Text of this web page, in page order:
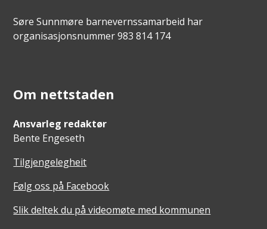
Søre Sunnmøre barnevernssamarbeid har
organisasjonsnummer 983 814 174
Om nettstaden
Ansvarleg redaktør
Bente Engeseth
Tilgjengelegheit
Følg oss på Facebook
Slik deltek du på videomøte med kommunen